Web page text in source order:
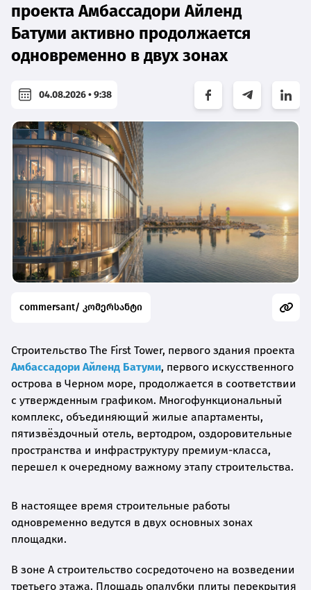
проекта Амбассадори Айленд
Батуми активно продолжается
одновременно в двух зонах
04.08.2026 • 9:38
commersant/ კომერსანტი
Строительство The First Tower, первого здания проекта
Амбассадори Айленд Батуми, первого искусственного
острова в Черном море, продолжается в соответствии
с утвержденным графиком. Многофункциональный
комплекс, объединяющий жилые апартаменты,
пятизвёздочный отель, вертодром, оздоровительные
пространства и инфраструктуру премиум-класса,
перешел к очередному важному этапу строительства.
В настоящее время строительные работы
одновременно ведутся в двух основных зонах
площадки.
В зоне A строительство сосредоточено на возведении
третьего этажа. Площадь опалубки плиты перекрытия